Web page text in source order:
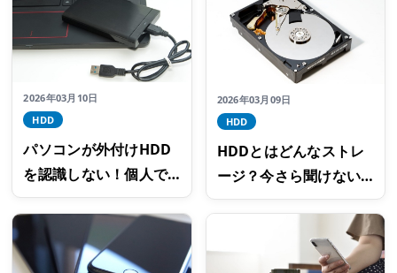
2026年03月10日
HDD
パソコンが外付けHDD
を認識しない！個人で
できる対処法とやって
はいけないNG行為
2026年03月09日
HDD
HDDとはどんなストレ
ージ？今さら聞けない
ストレージの基礎知識